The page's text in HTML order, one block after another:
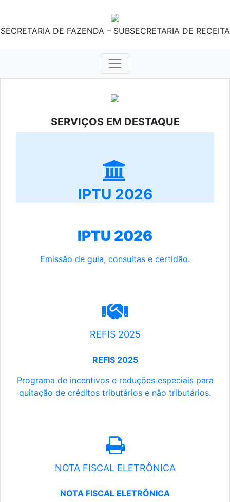
SECRETARIA DE FAZENDA – SUBSECRETARIA DE RECEITA
SERVIÇOS EM DESTAQUE
IPTU 2026
IPTU 2026
Emissão de guia, consultas e certidão.
REFIS 2025
REFIS 2025
Programa de incentivos e reduções especiais para
quitação de créditos tributários e não tributários.
NOTA FISCAL ELETRÔNICA
NOTA FISCAL ELETRÔNICA